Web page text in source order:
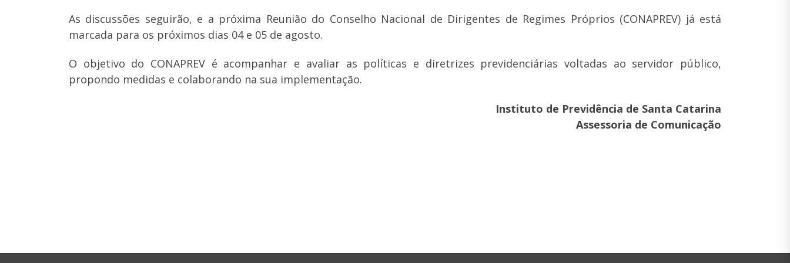
As discussões seguirão, e a próxima Reunião do Conselho Nacional de Dirigentes de Regimes Próprios (CONAPREV) já está
marcada para os próximos dias 04 e 05 de agosto.
O objetivo do CONAPREV é acompanhar e avaliar as políticas e diretrizes previdenciárias voltadas ao servidor público,
propondo medidas e colaborando na sua implementação.
Instituto de Previdência de Santa Catarina
Assessoria de Comunicação